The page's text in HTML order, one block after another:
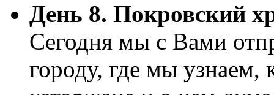
День 8. Покровский
Сегодня мы с Вами
городу, где мы узнаем,